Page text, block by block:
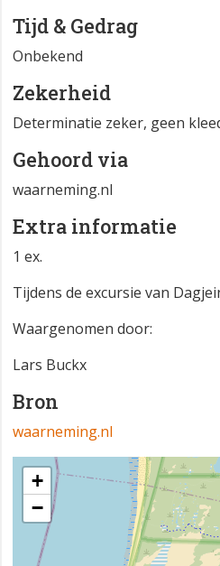
Tijd & Gedrag
Onbekend
Zekerheid
Determinatie zeker, geen
Gehoord via
waarneming.nl
Extra informatie
1 ex.
Tijdens de excursie van
Waargenomen door:
Lars Buckx
Bron
waarneming.nl
+
−